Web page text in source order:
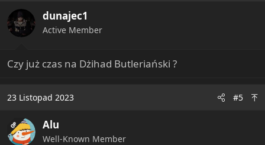
n
s
dunajec1
Active Member
Czy już czas na Dżihad Butleriański ?
23 Listopad 2023 #5
OP Alu
Well-Known Member